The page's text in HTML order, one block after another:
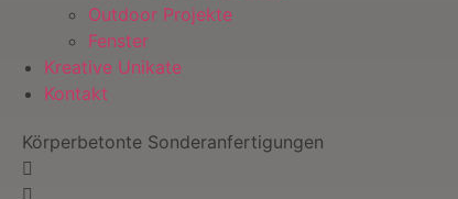
Outdoor Projekte
Fenster
Kreative Unikate
Kontakt
Körperbetonte Sonderanfertigungen